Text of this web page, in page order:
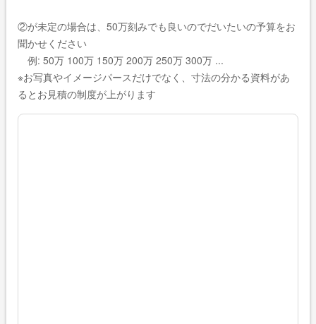
②が未定の場合は、50万刻みでも良いのでだいたいの予算をお
聞かせください
例: 50万 100万 150万 200万 250万 300万 ...
※お写真やイメージパースだけでなく、寸法の分かる資料があ
るとお見積の制度が上がります
ご依頼・お問い合わせ内容